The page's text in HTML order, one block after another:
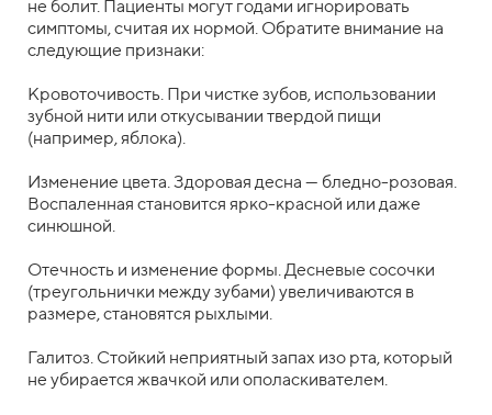
не болит. Пациенты могут годами игнорировать
симптомы, считая их нормой. Обратите внимание на
следующие признаки:
Кровоточивость. При чистке зубов, использовании
зубной нити или откусывании твердой пищи
(например, яблока).
Изменение цвета. Здоровая десна — бледно-розовая.
Воспаленная становится ярко-красной или даже
синюшной.
Отечность и изменение формы. Десневые сосочки
(треугольнички между зубами) увеличиваются в
размере, становятся рыхлыми.
Галитоз. Стойкий неприятный запах изо рта, который
не убирается жвачкой или ополаскивателем.